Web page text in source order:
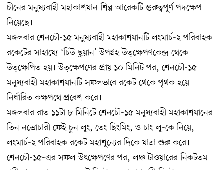
চীনের মনুষ্যবাহী মহাকাশযান শিল্প আরেকটি গুরুত্বপূর্ণ পদক্ষেপ
নিয়েছে।
মঙ্গলবার শেনচৌ-১৫ মনুষ্যবাহী মহাকাশযানটি লংমার্চ-২ পরিবাহক
রকেটের সাহায্যে ‘চিউ ছুয়ান’ উপগ্রহ উত্ক্ষেপণকেন্দ্র থেকে
উত্ক্ষেপিত হয়। উত্ক্ষেপণের প্রায় ১০ মিনিট পর, শেনচৌ-১৫
মনুষ্যবাহী মহাকাশযানটি সফলভাবে রকেট থেকে পৃথক হয়ে
নির্ধারিত কক্ষপথে প্রবেশ করে।
মঙ্গলবার রাত ১১টা ৮ মিনিটে শেনচৌ-১৫ মনুষ্যবাহী মহাকাশযানের
তিন নভোচারী ফেই চুন লুং, তেং ছিংমিং, ও চাং লু-কে নিয়ে,
লংমার্চ-২ পরিবাহক রকেট মহাশূন্যের দিকে যাত্রা শুরু করে।
শেনচৌ-১৫-এর সফল উৎক্ষেপণের পর, লঞ্চ টাওয়ারের নিকটতম